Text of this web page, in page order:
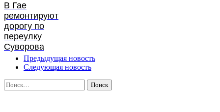
В Гае
ремонтируют
дорогу по
переулку
Суворова
Предыдущая новость
Следующая новость
Найти: